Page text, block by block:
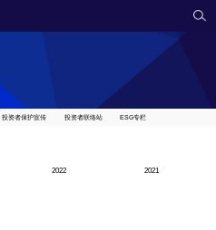
投资者保护宣传 投资者联络站 ESG专栏
2022 2021